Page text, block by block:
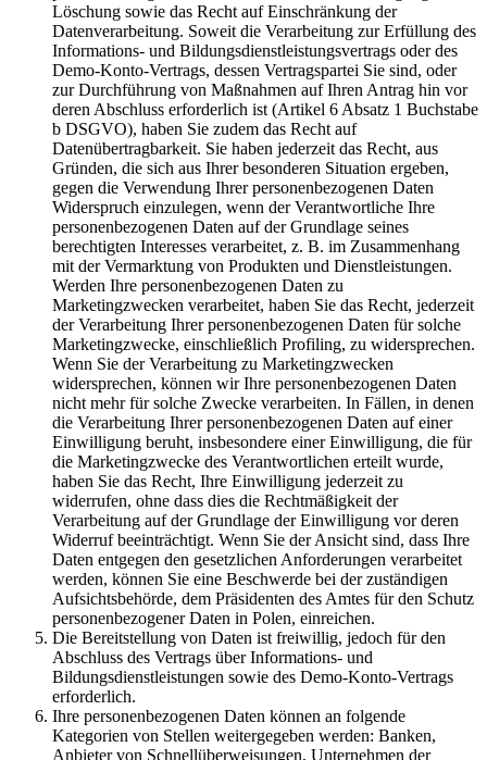
Löschung sowie das Recht auf Einschränkung der
Datenverarbeitung. Soweit die Verarbeitung zur Erfüllung des
Informations- und Bildungsdienstleistungsvertrags oder des
Demo-Konto-Vertrags, dessen Vertragspartei Sie sind, oder
zur Durchführung von Maßnahmen auf Ihren Antrag hin vor
deren Abschluss erforderlich ist (Artikel 6 Absatz 1 Buchstabe
b DSGVO), haben Sie zudem das Recht auf
Datenübertragbarkeit. Sie haben jederzeit das Recht, aus
Gründen, die sich aus Ihrer besonderen Situation ergeben,
gegen die Verwendung Ihrer personenbezogenen Daten
Widerspruch einzulegen, wenn der Verantwortliche Ihre
personenbezogenen Daten auf der Grundlage seines
berechtigten Interesses verarbeitet, z. B. im Zusammenhang
mit der Vermarktung von Produkten und Dienstleistungen.
Werden Ihre personenbezogenen Daten zu
Marketingzwecken verarbeitet, haben Sie das Recht, jederzeit
der Verarbeitung Ihrer personenbezogenen Daten für solche
Marketingzwecke, einschließlich Profiling, zu widersprechen.
Wenn Sie der Verarbeitung zu Marketingzwecken
widersprechen, können wir Ihre personenbezogenen Daten
nicht mehr für solche Zwecke verarbeiten. In Fällen, in denen
die Verarbeitung Ihrer personenbezogenen Daten auf einer
Einwilligung beruht, insbesondere einer Einwilligung, die für
die Marketingzwecke des Verantwortlichen erteilt wurde,
haben Sie das Recht, Ihre Einwilligung jederzeit zu
widerrufen, ohne dass dies die Rechtmäßigkeit der
Verarbeitung auf der Grundlage der Einwilligung vor deren
Widerruf beeinträchtigt. Wenn Sie der Ansicht sind, dass Ihre
Daten entgegen den gesetzlichen Anforderungen verarbeitet
werden, können Sie eine Beschwerde bei der zuständigen
Aufsichtsbehörde, dem Präsidenten des Amtes für den Schutz
personenbezogener Daten in Polen, einreichen.
Die Bereitstellung von Daten ist freiwillig, jedoch für den
Abschluss des Vertrags über Informations- und
Bildungsdienstleistungen sowie des Demo-Konto-Vertrags
erforderlich.
Ihre personenbezogenen Daten können an folgende
Kategorien von Stellen weitergegeben werden: Banken,
Anbieter von Schnellüberweisungen, Unternehmen der